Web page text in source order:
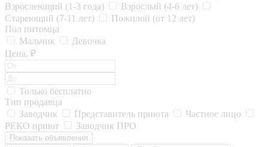
Взрослеющий (1-3 года)
Взрослый (4-6 лет)
Стареющий (7-11 лет)
Пожилой (от 12 лет)
Пол питомца
Мальчик
Девочка
Цена, ₽
Только бесплатно
Тип продавца
Заводчик
Представитель приюта
Частное лицо
РЕКО приют
Заводчик ПРО
Показать объявления